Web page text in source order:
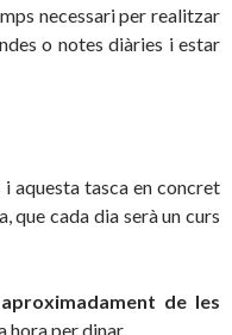
necessari per realitzar
o notes diàries i estar
i aquesta tasca en concret
que cada dia serà un curs
aproximadament de les
hora per dinar.